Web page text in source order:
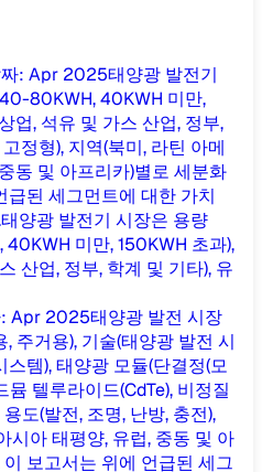
: Apr 2025태양광 발전기
80KWH, 40KWH 미만,
업, 석유 및 가스 산업, 정부,
정형), 지역(북미, 라틴 아메
동 및 아프리카)별로 세분화
급된 세그먼트에 대한 가치
태양광 발전기 시장은 용량
미만, 150KWH 초과),
산업, 정부, 학계 및 기타), 유
: Apr 2025태양광 발전 시장
주거용), 기술(태양광 발전 시
템), 태양광 모듈(단결정(모
텔루라이드(CdTe), 비정질
도(발전, 조명, 난방, 충전),
시아 태평양, 유럽, 중동 및 아
보고서는 위에 언급된 세그